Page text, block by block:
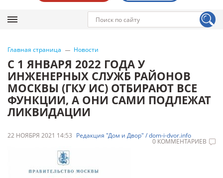
Главная страница Новости
С 1 ЯНВАРЯ 2022 ГОДА У
ИНЖЕНЕРНЫХ СЛУЖБ РАЙОНОВ
МОСКВЫ (ГКУ ИС) ОТБИРАЮТ ВСЕ
ФУНКЦИИ, А ОНИ САМИ ПОДЛЕЖАТ
ЛИКВИДАЦИИ
22 НОЯБРЯ 2021 14:53 Редакция "Дом и Двор" / dom-i-dvor.info
0 КОММЕНТАРИЕВ